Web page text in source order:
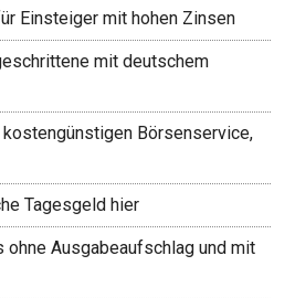
Einsteiger mit hohen Zinsen
mit deutschem
Börsenservice,
Tagesgeld hier
ohne Ausgabeaufschlag und mit